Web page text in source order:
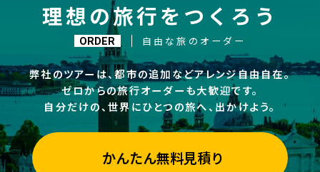
理想の旅行をつくろう
ORDER 自由な旅のオーダー
弊社のツアーは、都市の追加などアレンジ自由自在。
ゼロからの旅行オーダーも大歓迎です。
自分だけの、世界にひとつの旅へ、出かけよう。
かんたん無料見積り